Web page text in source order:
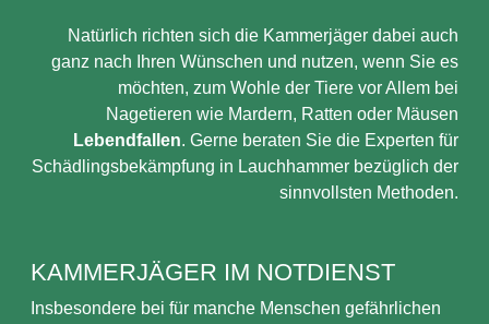
Natürlich richten sich die Kammerjäger dabei auch
ganz nach Ihren Wünschen und nutzen, wenn Sie es
möchten, zum Wohle der Tiere vor Allem bei
Nagetieren wie Mardern, Ratten oder Mäusen
Lebendfallen. Gerne beraten Sie die Experten für
Schädlingsbekämpfung in Lauchhammer bezüglich der
sinnvollsten Methoden.
KAMMERJÄGER IM NOTDIENST
Insbesondere bei für manche Menschen gefährlichen